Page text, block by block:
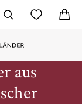
aus